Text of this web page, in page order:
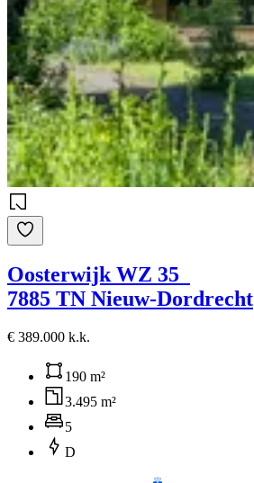
Oosterwijk WZ 35
7885 TN Nieuw-Dordrecht
€ 389.000 k.k.
190 m²
3.495 m²
5
D